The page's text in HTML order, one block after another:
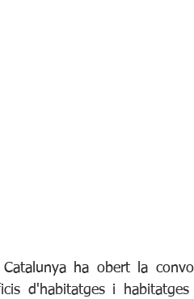
Catalunya ha obert la
d'habitatges i